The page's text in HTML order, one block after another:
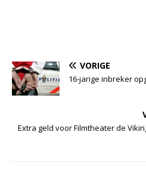
VORIGE
16-jarige inbreker
Extra geld voor Filmtheater de